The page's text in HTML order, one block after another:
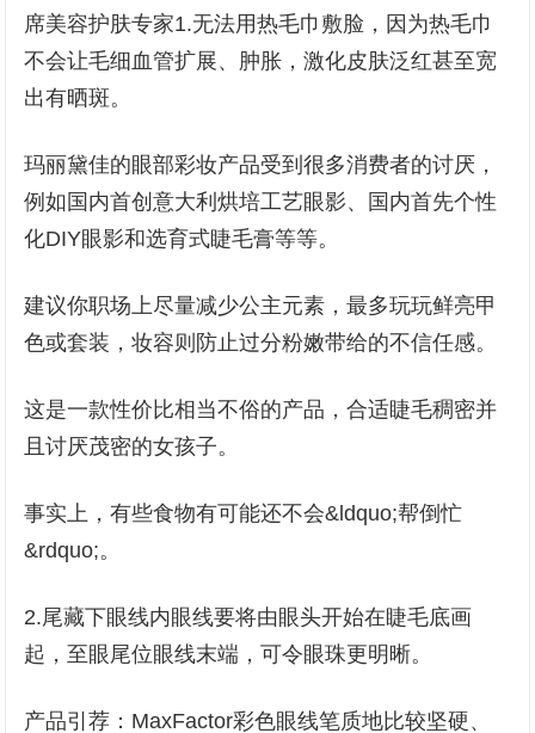
席美容护肤专家1.无法用热毛巾敷脸，因为热毛巾
不会让毛细血管扩展、肿胀，激化皮肤泛红甚至宽
出有晒斑。
玛丽黛佳的眼部彩妆产品受到很多消费者的讨厌，
例如国内首创意大利烘培工艺眼影、国内首先个性
化DIY眼影和选育式睫毛膏等等。
建议你职场上尽量减少公主元素，最多玩玩鲜亮甲
色或套装，妆容则防止过分粉嫩带给的不信任感。
这是一款性价比相当不俗的产品，合适睫毛稠密并
且讨厌茂密的女孩子。
事实上，有些食物有可能还不会&ldquo;帮倒忙
&rdquo;。
2.尾藏下眼线内眼线要将由眼头开始在睫毛底画
起，至眼尾位眼线末端，可令眼珠更明晰。
产品引荐：MaxFactor彩色眼线笔质地比较坚硬、